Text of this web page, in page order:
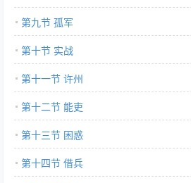
第九节 孤军
第十节 实战
第十一节 许州
第十二节 能吏
第十三节 困惑
第十四节 借兵